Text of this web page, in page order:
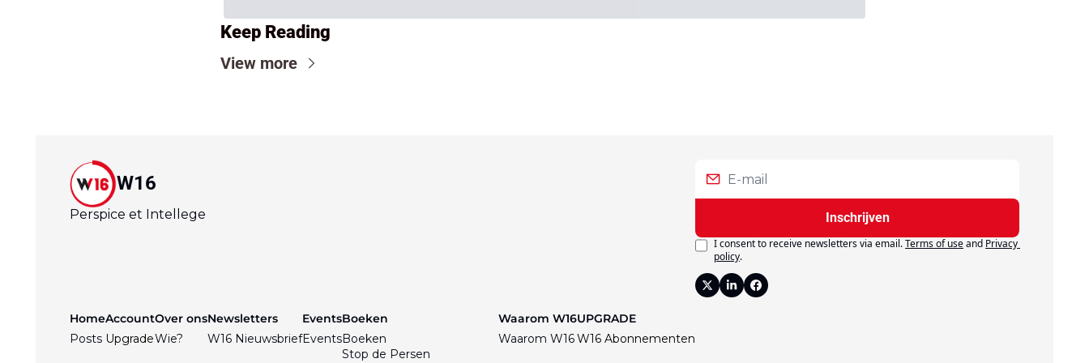
Keep Reading
View more
W16
Perspice et Intellege Inschrijven
I consent to receive newsletters via email.Terms of useand Privacy
policy.
Home
Posts
Account
Upgrade
Over ons
Wie?
Newsletters
W16 Nieuwsbrief
Events
Events
Boeken
Boeken
Stop de Persen
Waarom W16
Waarom W16
UPGRADE
W16 Abonnementen